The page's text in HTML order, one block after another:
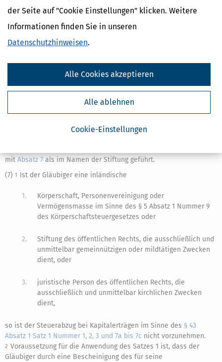
der Seite auf "Cookie Einstellungen" klicken. Weitere
Informationen finden Sie in unseren
Datenschutzhinweisen.
Cookie-Einstellungen
Alle ablehnen
Alle Cookies akzeptieren
verwahrt oder verwaltet werden.2 Ist dies nicht der Fall, ist die
Bescheinigung nach§ 45a Absatz 2durch einen entsprechenden
oder Finanzdienstleistungsinstitut oder bei einem inländischen
Buchstabe beinKontooder Depot für eine gemäß § 5 Absatz 1
Nummer 9 des Körperschaftsteuergesetzes befreite
Sinne des § 1 Absatz 1 Nummer 5 des Körperschaftsteuergesetzes
auf den Namen eines anderen Berechtigten geführt und ist das
Konto oder Depot durch einen Zusatz zur Bezeichnung eindeutig
unterscheiden als auch steuerlich der Stiftung zuzuordnen, so gilt
mit Absatz 7 als im Namen der Stiftung geführt.
(7) 1 Ist der Gläubiger eine inländische
1.
Körperschaft, Personenvereinigung oder
Vermögensmasse im Sinne des § 5 Absatz 1 Nummer 9
des Körperschaftsteuergesetzes oder
2.
Stiftung des öffentlichen Rechts, die ausschließlich und
unmittelbar gemeinnützigen oder mildtätigen Zwecken
dient, oder
3.
juristische Person des öffentlichen Rechts, die
ausschließlich und unmittelbar kirchlichen Zwecken
dient,
so ist der Steuerabzug bei Kapitalerträgen im Sinne des § 43
Absatz 1 Satz 1 Nummer 1, 2, 3 und 7a bis 7c nicht vorzunehmen.
2 Voraussetzung für die Anwendung des Satzes 1 ist, dass der
Gläubiger durch eine Bescheinigung des für seine